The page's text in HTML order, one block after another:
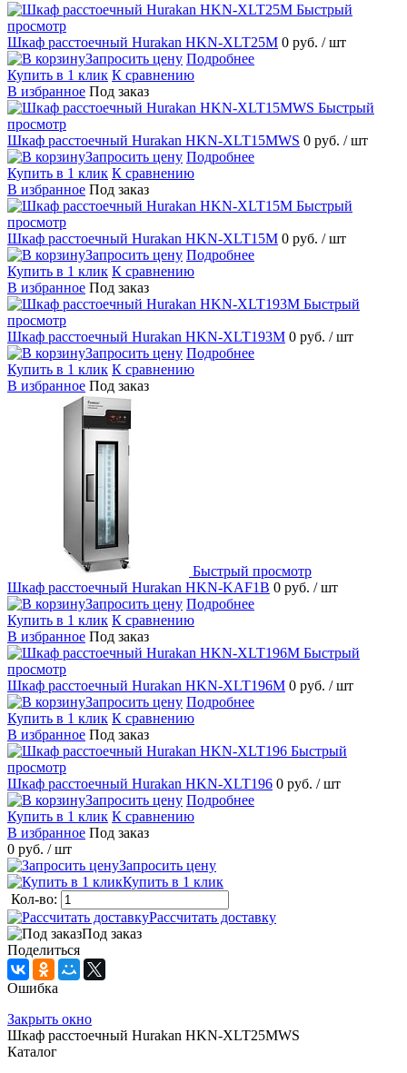
Быстрый
просмотр
Шкаф расстоечный Hurakan HKN-XLT25M 0 руб. / шт
Запросить цену Подробнее
Купить в 1 клик К сравнению
В избранное Под заказ
Быстрый
просмотр
Шкаф расстоечный Hurakan HKN-XLT15MWS 0 руб. / шт
Запросить цену Подробнее
Купить в 1 клик К сравнению
В избранное Под заказ
Быстрый
просмотр
Шкаф расстоечный Hurakan HKN-XLT15M 0 руб. / шт
Запросить цену Подробнее
Купить в 1 клик К сравнению
В избранное Под заказ
Быстрый
просмотр
Шкаф расстоечный Hurakan HKN-XLT193M 0 руб. / шт
Запросить цену Подробнее
Купить в 1 клик К сравнению
В избранное Под заказ
Быстрый просмотр
Шкаф расстоечный Hurakan HKN-KAF1B 0 руб. / шт
Запросить цену Подробнее
Купить в 1 клик К сравнению
В избранное Под заказ
Быстрый
просмотр
Шкаф расстоечный Hurakan HKN-XLT196M 0 руб. / шт
Запросить цену Подробнее
Купить в 1 клик К сравнению
В избранное Под заказ
Быстрый
просмотр
Шкаф расстоечный Hurakan HKN-XLT196 0 руб. / шт
Запросить цену Подробнее
Купить в 1 клик К сравнению
В избранное Под заказ
0 руб. / шт
Запросить цену
Купить в 1 клик
Кол-во:
Рассчитать доставку
Под заказ
Поделиться
Ошибка
Закрыть окно
Шкаф расстоечный Hurakan HKN-XLT25MWS
Каталог